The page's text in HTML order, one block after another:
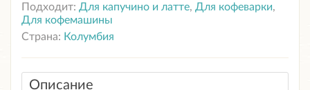
Подходит: Для капучино и латте, Для кофеварки,
Для кофемашины
Страна: Колумбия
Описание